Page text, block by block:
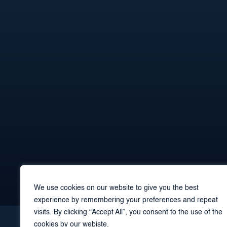
We use cookies on our website to give you the best
experience by remembering your preferences and repeat
visits. By clicking “Accept All”, you consent to the use of the
cookies by our webiste.